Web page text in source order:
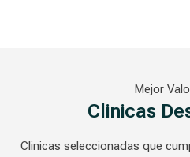
Mejor
Clinicas
Clinicas seleccionadas que